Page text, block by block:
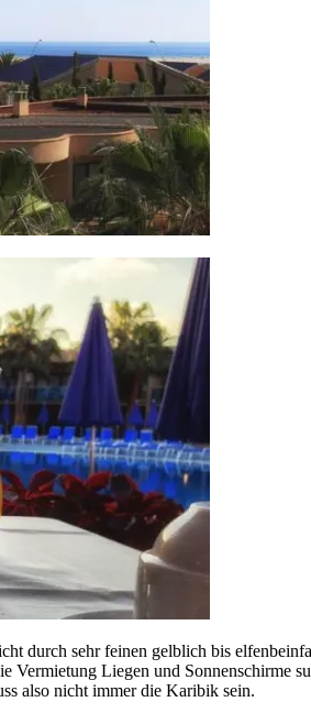
durch sehr feinen gelblich bis
Liegen und Sonnenschirme
also nicht immer die Karibik sein.